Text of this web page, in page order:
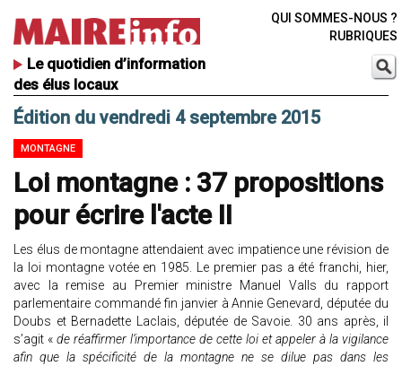
Le quotidien d’information
des élus locaux
QUI SOMMES-NOUS ?
RUBRIQUES
Édition du vendredi 4 septembre 2015
MONTAGNE
Loi montagne : 37 propositions
pour écrire l'acte II
Les élus de montagne attendaient avec impatience une révision de
la loi montagne votée en 1985. Le premier pas a été franchi, hier,
avec la remise au Premier ministre Manuel Valls du rapport
parlementaire commandé fin janvier à Annie Genevard, députée du
Doubs et Bernadette Laclais, députée de Savoie. 30 ans après, il
s’agit « de réaffirmer l’importance de cette loi et appeler à la vigilance
afin que la spécificité de la montagne ne se dilue pas dans les